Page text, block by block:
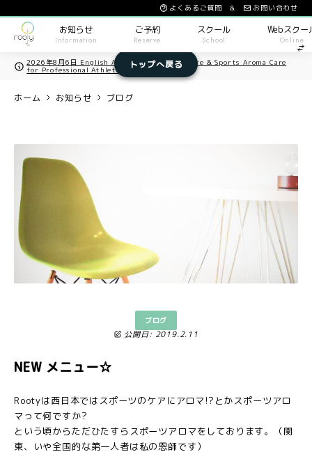
よくあるご質問 & お問い合わせ
お知らせ
Information
ご予約
Reserve
スクール
School
Webスクー
Online
2026年8月6日 English Available / Acupuncture & Sports Aroma Care
for Professional Athletes in Osaka
ホーム お知らせ ブログ
ブログ
公開日: 2019.2.11
NEW メニュー☆
Rootyは西日本ではスポーツのケアにアロマ!?とかスポーツアロ
マって何ですか?
という頃からただひたすらスポーツアロマをしております。（関
東、いや全国的な第一人者は私の恩師です）
トップへ戻る